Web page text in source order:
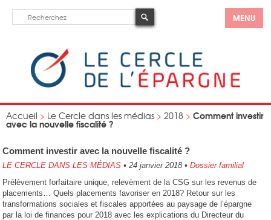
MENU
Accueil > Le Cercle dans les médias > 2018 > Comment investir
avec la nouvelle fiscalité ?
Comment investir avec la nouvelle fiscalité ?
LE CERCLE DANS LES MÉDIAS • 24 janvier 2018• Dossier familial
Prélèvement forfaitaire unique, relevèment de la CSG sur les revenus de
placements… Quels placements favoriser en 2018? Retour sur les
transformations sociales et fiscales apportées au paysage de l’épargne
par la loi de finances pour 2018 avec les explications du Directeur du